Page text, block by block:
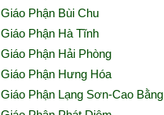
Giáo Phận Bùi Chu
Giáo Phận Hà Tĩnh
Giáo Phận Hải Phòng
Giáo Phận Hưng Hóa
Giáo Phận Lạng Sơn-Cao Bằng